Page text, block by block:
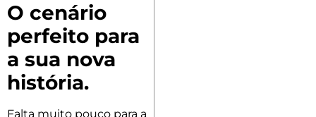
O cenário
perfeito para
a sua nova
história.
Falta muito pouco para a